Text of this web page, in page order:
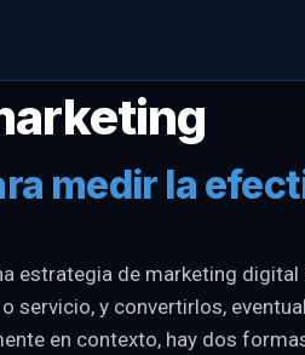
medir la
estrategia de marketing
servicio, y convertirlos,
en contexto, hay dos